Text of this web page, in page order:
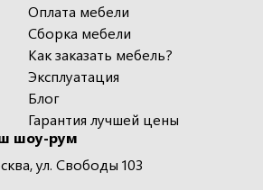
Оплата мебели
Сборка мебели
Как заказать мебель?
Эксплуатация
Блог
Гарантия лучшей цены
шоу-рум
ул. Свободы 103